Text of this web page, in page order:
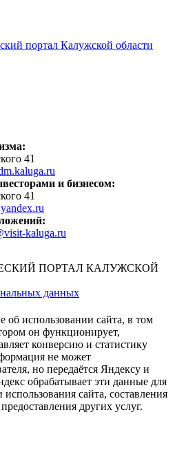
41
и бизнесом:
41
kaluga.ru
ПОРТАЛ КАЛУЖСКОЙ
данных
об использовании сайта, в том
он функционирует,
конверсию и статистику
не может
но передаётся Яндексу и
обрабатывает эти данные для
использования сайта, составления
других услуг.